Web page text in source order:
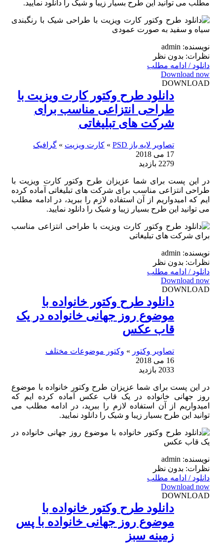
مطلب می توانید این طرح بسیار زیبا و شیک را دانلود نمایید.
نویسنده: admin
نظرات: بدون نظر
دانلود / ادامه مطلب
Download now
DOWNLOAD
دانلود طرح وکتور کارت ویزیت با
طراحی انتزاعی مناسب برای
شرکت های تبلیغاتی
تصاویر لایه باز PSD » کارت ویزیت » گرافیک
17 می 2018
2279 بازدید
در این پست برای شما عزیزان طرح وکتور کارت ویزیت با
طراحی انتزاعی مناسب برای شرکت های تبلیغاتی آماده کرده
ایم که امیدواریم از آن استفاده لازم را ببرید، در ادامه مطلب
می توانید این طرح بسیار زیبا و شیک را دانلود نمایید.
نویسنده: admin
نظرات: بدون نظر
دانلود / ادامه مطلب
Download now
DOWNLOAD
دانلود طرح وکتور خانواده با
موضوع روز جهانی خانواده در یک
قاب عکس
تصاویر وکتور » وکتور موضوعات مختلف
16 می 2018
2033 بازدید
در این پست برای شما عزیزان طرح وکتور خانواده با موضوع
روز جهانی خانواده در یک قاب عکس آماده کرده ایم که
امیدواریم از آن استفاده لازم را ببرید، در ادامه مطلب می
توانید این طرح بسیار زیبا و شیک را دانلود نمایید.
نویسنده: admin
نظرات: بدون نظر
دانلود / ادامه مطلب
Download now
DOWNLOAD
دانلود طرح وکتور خانواده با
موضوع روز جهانی خانواده با پس
زمینه سبز